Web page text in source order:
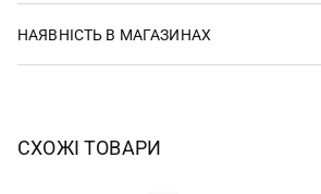
НАЯВНІСТЬ В МАГАЗИНАХ
СХОЖІ ТОВАРИ